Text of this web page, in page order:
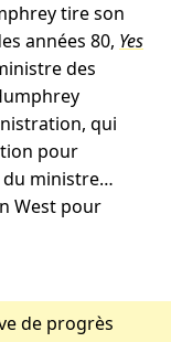
tire son
années 80, Yes
des
qui
pour
ministre…
West pour
de progrès